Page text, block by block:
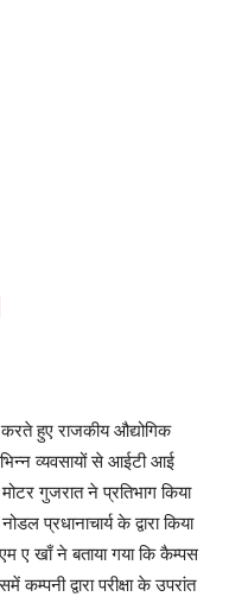
हुए राजकीय औद्योगिक
व्यवसायों से आईटी आई
गुजरात ने प्रतिभाग किया
प्रधानाचार्य के द्वारा किया
ए खाँ ने बताया गया कि कैम्पस
कम्पनी द्वारा परीक्षा के उपरांत